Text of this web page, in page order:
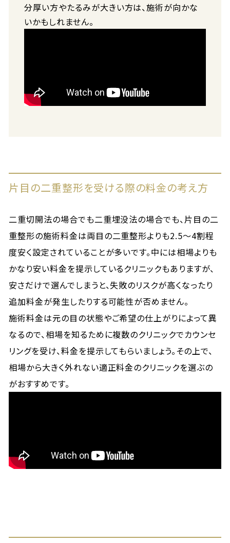
分厚い方やたるみが大きい方は、施術が向かな
いかもしれません。
片目の二重整形を受ける際の料金の考え方
二重切開法の場合でも二重埋没法の場合でも、片目の二
重整形の施術料金は両目の二重整形よりも2.5〜4割程
度安く設定されていることが多いです。中には相場よりも
かなり安い料金を提示しているクリニックもありますが、
安さだけで選んでしまうと、失敗のリスクが高くなったり
追加料金が発生したりする可能性が否めません。
施術料金は元の目の状態やご希望の仕上がりによって異
なるので、相場を知るために複数のクリニックでカウンセ
リングを受け、料金を提示してもらいましょう。その上で、
相場から大きく外れない適正料金のクリニックを選ぶの
がおすすめです。